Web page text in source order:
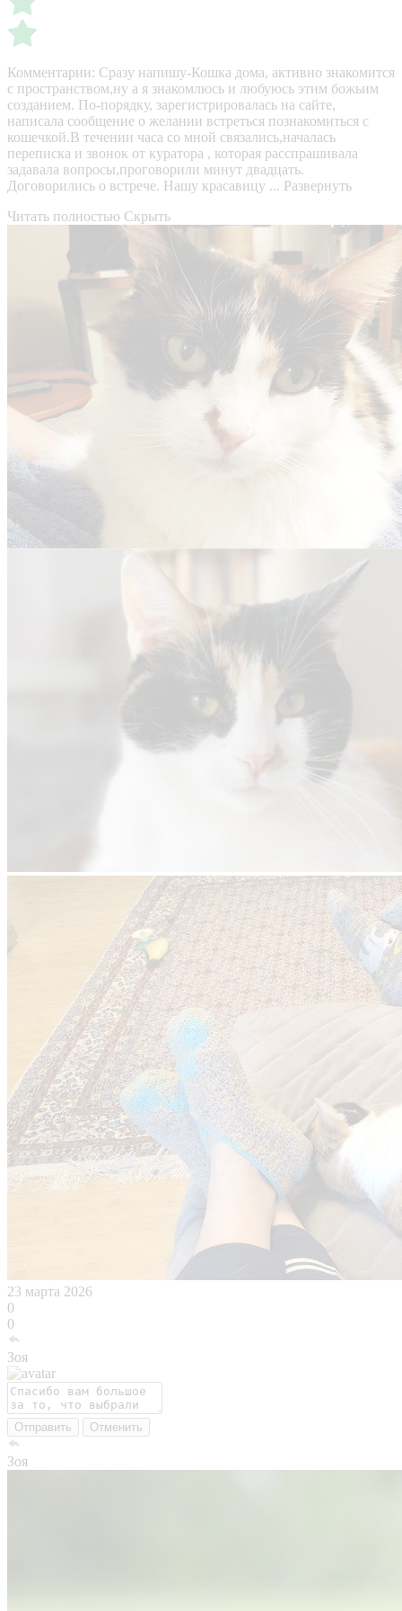
Комментарии: Сразу напишу-Кошка дома, активно знакомится
с пространством,ну а я знакомлюсь и любуюсь этим божьим
созданием. По-порядку, зарегистрировалась на сайте,
написала сообщение о желании встреться познакомиться с
кошечкой.В течении часа со мной связались,началась
переписка и звонок от куратора , которая расспрашивала
задавала вопросы,проговорили минут двадцать.
Договорились о встрече. Нашу красавицу ... Развернуть
Читать полностью Скрыть
23 марта 2026
0
0
Зоя
Отправить Отменить
Зоя